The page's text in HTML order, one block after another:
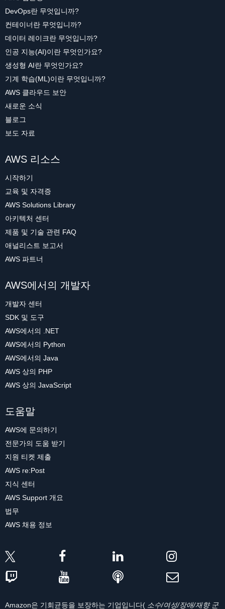
DevOps란 무엇입니까?
컨테이너란 무엇입니까?
데이터 레이크란 무엇입니까?
인공 지능(AI)이란 무엇인가요?
생성형 AI란 무엇인가요?
기계 학습(ML)이란 무엇입니까?
AWS 클라우드 보안
새로운 소식
블로그
보도 자료
AWS 리소스
시작하기
교육 및 자격증
AWS Solutions Library
아키텍처 센터
제품 및 기술 관련 FAQ
애널리스트 보고서
AWS 파트너
AWS에서의 개발자
개발자 센터
SDK 및 도구
AWS에서의 .NET
AWS에서의 Python
AWS에서의 Java
AWS 상의 PHP
AWS 상의 JavaScript
도움말
AWS에 문의하기
전문가의 도움 받기
지원 티켓 제출
AWS re:Post
지식 센터
AWS Support 개요
법무
AWS 채용 정보
Amazon은 기회균등을 보장하는 기업입니다( 소수/여성/장애/재향 군